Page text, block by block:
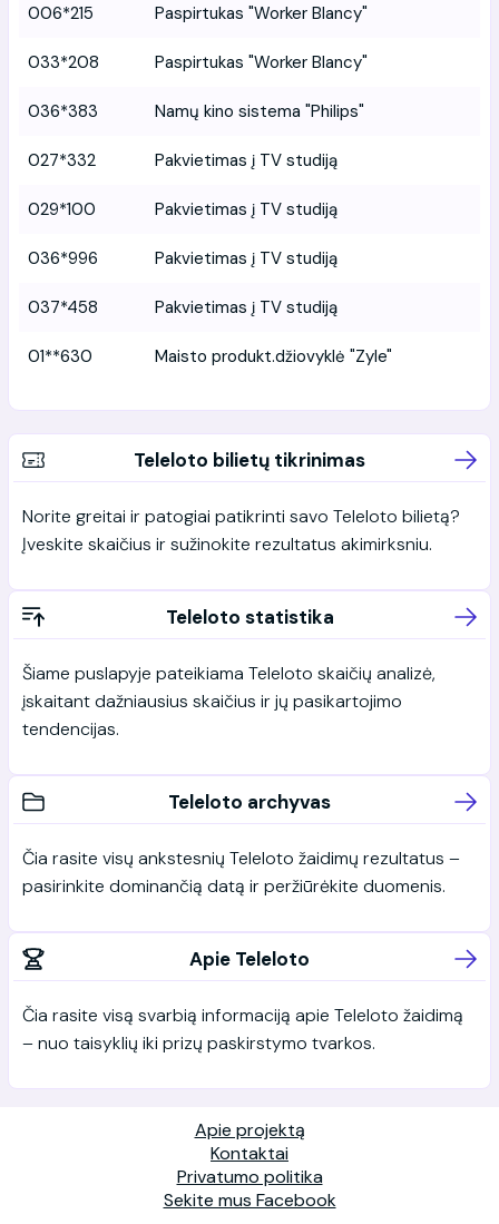
006*215 Paspirtukas "Worker Blancy"
033*208 Paspirtukas "Worker Blancy"
036*383 Namų kino sistema "Philips"
027*332 Pakvietimas į TV studiją
029*100 Pakvietimas į TV studiją
036*996 Pakvietimas į TV studiją
037*458 Pakvietimas į TV studiją
01**630 Maisto produkt.džiovyklė "Zyle"
Teleloto bilietų tikrinimas
Norite greitai ir patogiai patikrinti savo Teleloto bilietą?
Įveskite skaičius ir sužinokite rezultatus akimirksniu.
Teleloto statistika
Šiame puslapyje pateikiama Teleloto skaičių analizė,
įskaitant dažniausius skaičius ir jų pasikartojimo
tendencijas.
Teleloto archyvas
Čia rasite visų ankstesnių Teleloto žaidimų rezultatus –
pasirinkite dominančią datą ir peržiūrėkite duomenis.
Apie Teleloto
Čia rasite visą svarbią informaciją apie Teleloto žaidimą
– nuo taisyklių iki prizų paskirstymo tvarkos.
Apie projektą
Kontaktai
Privatumo politika
Sekite mus Facebook